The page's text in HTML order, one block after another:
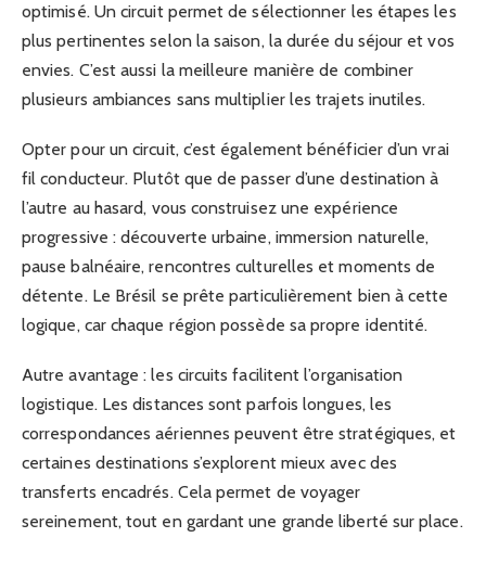
optimisé. Un circuit permet de sélectionner les étapes les
plus pertinentes selon la saison, la durée du séjour et vos
envies. C’est aussi la meilleure manière de combiner
plusieurs ambiances sans multiplier les trajets inutiles.
Opter pour un circuit, c’est également bénéficier d’un vrai
fil conducteur. Plutôt que de passer d’une destination à
l’autre au hasard, vous construisez une expérience
progressive : découverte urbaine, immersion naturelle,
pause balnéaire, rencontres culturelles et moments de
détente. Le Brésil se prête particulièrement bien à cette
logique, car chaque région possède sa propre identité.
Autre avantage : les circuits facilitent l’organisation
logistique. Les distances sont parfois longues, les
correspondances aériennes peuvent être stratégiques, et
certaines destinations s’explorent mieux avec des
transferts encadrés. Cela permet de voyager
sereinement, tout en gardant une grande liberté sur place.